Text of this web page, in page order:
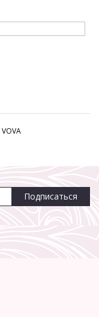
Подписаться